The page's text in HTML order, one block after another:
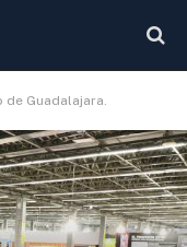
de Guadalajara.